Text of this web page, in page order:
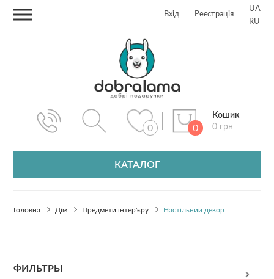
Вхід Реєстрація
UA
RU
0 0
Кошик
0 грн
КАТАЛОГ
Головна Дім Предмети інтер'єру Настільний декор
ФИЛЬТРЫ